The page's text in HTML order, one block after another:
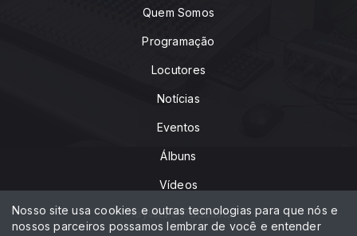
Quem Somos
Programação
Locutores
Notícias
Eventos
Álbuns
Vídeos
Playlists e Podcasts
Nosso site usa cookies e outras tecnologias para que nós e
nossos parceiros possamos lembrar de você e entender